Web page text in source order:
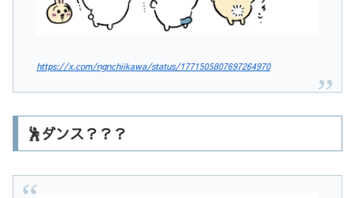
https://x.com/ngnchiikawa/status/1771505807697264970
🕺ダンス？？？